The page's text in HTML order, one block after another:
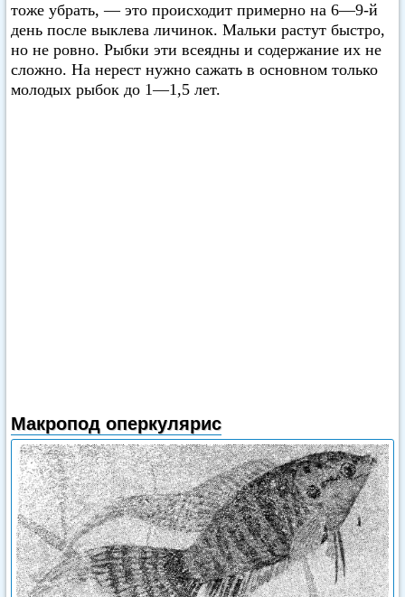
тоже убрать, — это происходит примерно на 6—9-й
день после выклева личинок. Мальки растут быстро,
но не ровно. Рыбки эти всеядны и содержание их не
сложно. На нерест нужно сажать в основном только
молодых рыбок до 1—1,5 лет.
Макропод оперкулярис